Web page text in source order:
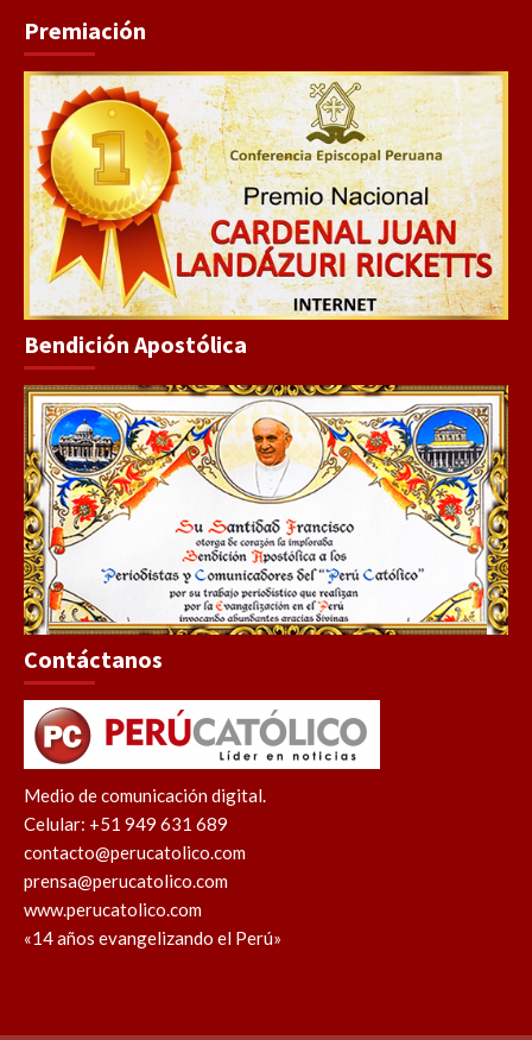
Premiación
Bendición Apostólica
Contáctanos
Medio de comunicación digital.
Celular: +51 949 631 689
contacto@perucatolico.com
prensa@perucatolico.com
www.perucatolico.com
«14 años evangelizando el Perú»